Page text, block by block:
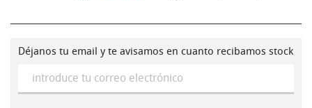
Déjanos tu email y te avisamos en cuanto recibamos stock